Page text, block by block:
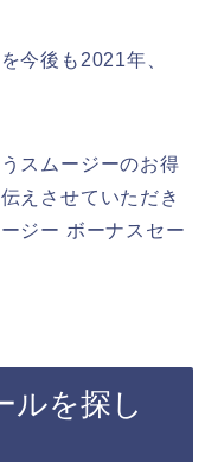
今後も2021年、
スムージーのお得
えさせていただき
ジー ボーナスセー
ルを探し